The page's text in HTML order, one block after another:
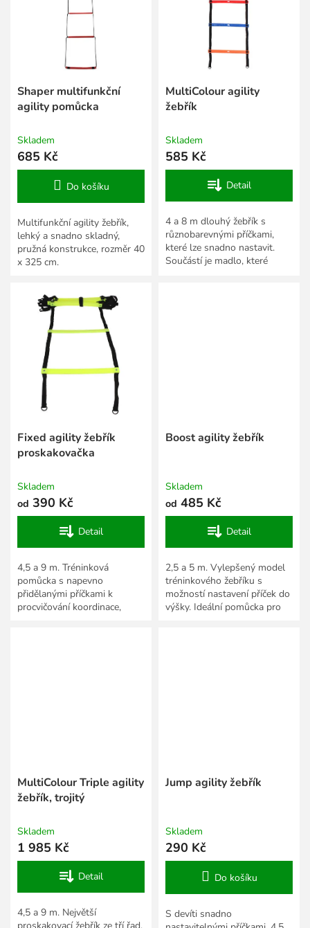
Shaper multifunkční
agility pomůcka
Skladem
685 Kč
Do košíku
Multifunkční agility žebřík,
lehký a snadno skladný,
pružná konstrukce, rozměr 40
x 325 cm.
MultiColour agility
žebřík
Skladem
585 Kč
Detail
4 a 8 m dlouhý žebřík s
různobarevnými příčkami,
které lze snadno nastavit.
Součástí je madlo, které
Fixed agility žebřík
proskakovačka
Skladem
od 390 Kč
Detail
4,5 a 9 m. Tréninková
pomůcka s napevno
přidělanými příčkami k
procvičování koordinace,
Boost agility žebřík
Skladem
od 485 Kč
Detail
2,5 a 5 m. Vylepšený model
tréninkového žebříku s
možností nastavení příček do
výšky. Ideální pomůcka pro
MultiColour Triple agility
žebřík, trojitý
Skladem
1 985 Kč
Detail
4,5 a 9 m. Největší
Jump agility žebřík
Skladem
290 Kč
Do košíku
S devíti snadno